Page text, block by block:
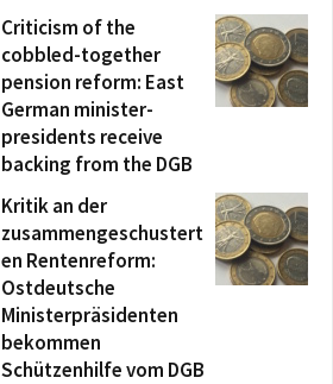
Criticism of the
cobbled-together
pension reform: East
German minister-
presidents receive
backing from the DGB
Kritik an der
zusammengeschustert
en Rentenreform:
Ostdeutsche
Ministerpräsidenten
bekommen
Schützenhilfe vom DGB